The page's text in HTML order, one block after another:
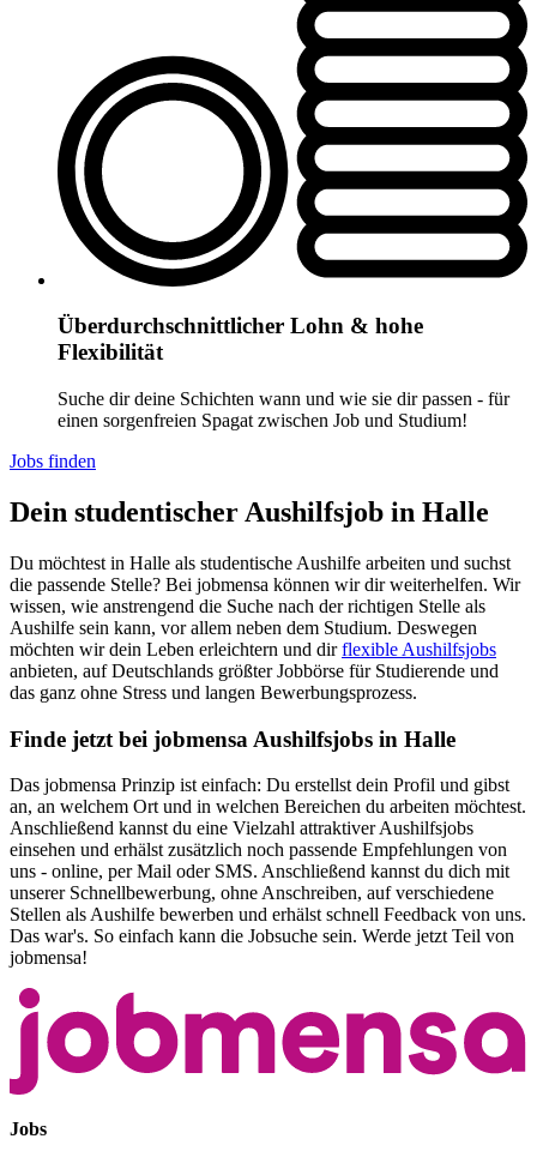
Überdurchschnittlicher Lohn & hohe
Flexibilität
Suche dir deine Schichten wann und wie sie dir passen - für
einen sorgenfreien Spagat zwischen Job und Studium!
Jobs finden
Dein studentischer Aushilfsjob in Halle
Du möchtest in Halle als studentische Aushilfe arbeiten und suchst
die passende Stelle? Bei jobmensa können wir dir weiterhelfen. Wir
wissen, wie anstrengend die Suche nach der richtigen Stelle als
Aushilfe sein kann, vor allem neben dem Studium. Deswegen
möchten wir dein Leben erleichtern und dirflexible Aushilfsjobs
anbieten, auf Deutschlands größter Jobbörse für Studierende und
das ganz ohne Stress und langen Bewerbungsprozess.
Finde jetzt bei jobmensa Aushilfsjobs in Halle
Das jobmensa Prinzip ist einfach: Du erstellst dein Profil und gibst
an, an welchem Ort und in welchen Bereichen du arbeiten möchtest.
Anschließend kannst du eine Vielzahl attraktiver Aushilfsjobs
einsehen und erhälst zusätzlich noch passende Empfehlungen von
uns - online, per Mail oder SMS. Anschließend kannst du dich mit
unserer Schnellbewerbung, ohne Anschreiben, auf verschiedene
Stellen als Aushilfe bewerben und erhälst schnell Feedback von uns.
Das war's. So einfach kann die Jobsuche sein. Werde jetzt Teil von
jobmensa!
Jobs